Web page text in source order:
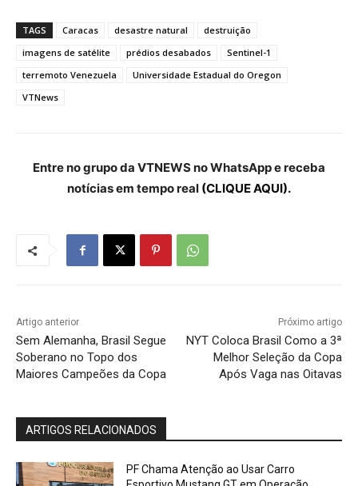
TAGS Caracas desastre natural
destruição
imagens de satélite
prédios desabados
Sentinel-1
terremoto Venezuela
Universidade Estadual do Oregon
VTNews
Entre no grupo da VTNEWS no WhatsApp e receba
notícias em tempo real (CLIQUE AQUI).
Artigo anterior
Sem Alemanha, Brasil Segue
Soberano no Topo dos
Maiores Campeões da Copa
Próximo artigo
NYT Coloca Brasil Como a 3ª
Melhor Seleção da Copa
Após Vaga nas Oitavas
ARTIGOS RELACIONADOS
PF Chama Atenção ao Usar Carro